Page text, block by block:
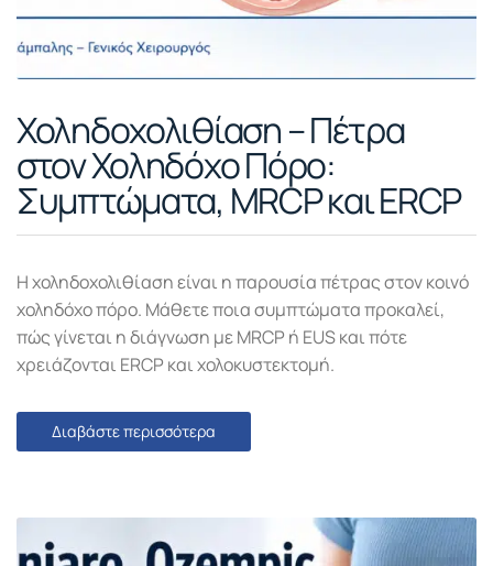
Χοληδοχολιθίαση – Πέτρα
στον Χοληδόχο Πόρο:
Συμπτώματα, MRCP και ERCP
Η χοληδοχολιθίαση είναι η παρουσία πέτρας στον κοινό
χοληδόχο πόρο. Μάθετε ποια συμπτώματα προκαλεί,
πώς γίνεται η διάγνωση με MRCP ή EUS και πότε
χρειάζονται ERCP και χολοκυστεκτομή.
Διαβάστε περισσότερα